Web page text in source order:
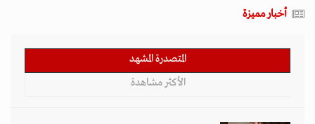
أخبار مميزة
المتصدرة المشهد
الأكثر مشاهدة